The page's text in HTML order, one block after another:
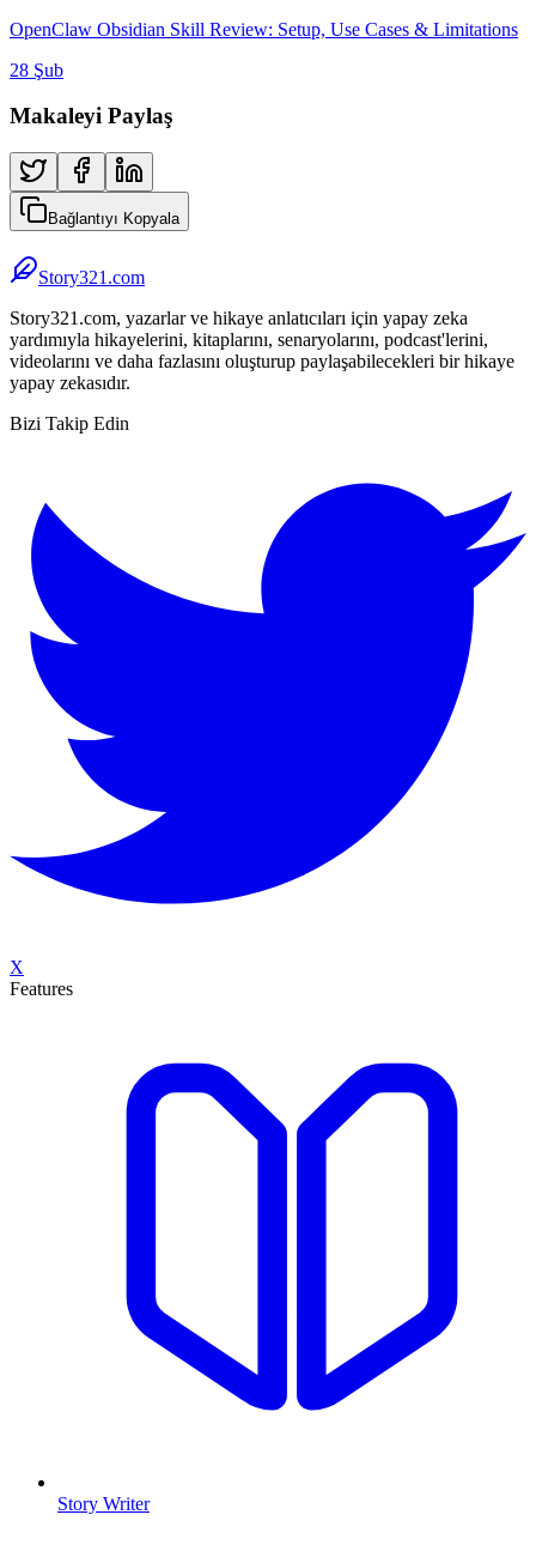
OpenClaw Obsidian Skill Review: Setup, Use Cases & Limitations
28 Şub
Makaleyi Paylaş
Bağlantıyı Kopyala
Story321.com
Story321.com, yazarlar ve hikaye anlatıcıları için yapay zeka
yardımıyla hikayelerini, kitaplarını, senaryolarını, podcast'lerini,
videolarını ve daha fazlasını oluşturup paylaşabilecekleri bir hikaye
yapay zekasıdır.
Bizi Takip Edin
X
Features
Story Writer